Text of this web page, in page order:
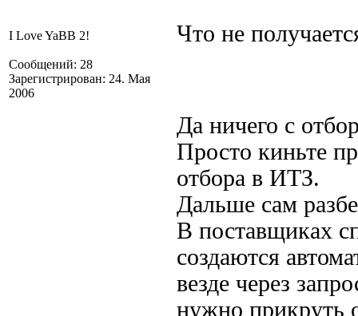
I Love YaBB 2!
Сообщений: 28
Зарегистрирован: 24. Мая
2006
Что не
Да ничего с
Просто киньте
отбора в ИТЗ.
Дальше сам
В поставщиках
создаются
везде через
нужно прикруть